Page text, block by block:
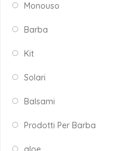
Monouso
Barba
Kit
Solari
Balsami
Prodotti Per Barba